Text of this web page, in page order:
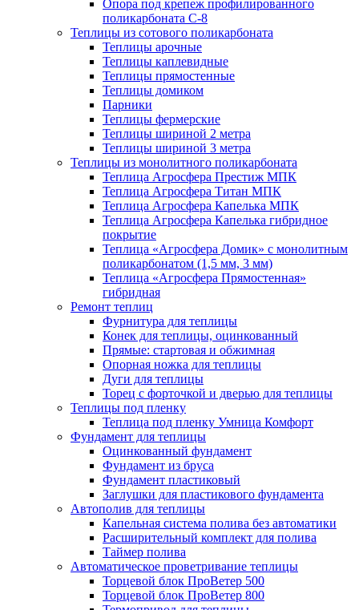
Опора под крепеж профилированного
поликарбоната С-8
Теплицы из сотового поликарбоната
Теплицы арочные
Теплицы каплевидные
Теплицы прямостенные
Теплицы домиком
Парники
Теплицы фермерские
Теплицы шириной 2 метра
Теплицы шириной 3 метра
Теплицы из монолитного поликарбоната
Теплица Агросфера Престиж МПК
Теплица Агросфера Титан МПК
Теплица Агросфера Капелька МПК
Теплица Агросфера Капелька гибридное
покрытие
Теплица «Агросфера Домик» с монолитным
поликарбонатом (1,5 мм, 3 мм)
Теплица «Агросфера Прямостенная»
гибридная
Ремонт теплиц
Фурнитура для теплицы
Конек для теплицы, оцинкованный
Прямые: стартовая и обжимная
Опорная ножка для теплицы
Дуги для теплицы
Торец с форточкой и дверью для теплицы
Теплицы под пленку
Теплица под пленку Умница Комфорт
Фундамент для теплицы
Оцинкованный фундамент
Фундамент из бруса
Фундамент пластиковый
Заглушки для пластикового фундамента
Автополив для теплицы
Капельная система полива без автоматики
Расширительный комплект для полива
Таймер полива
Автоматическое проветривание теплицы
Торцевой блок ПроВетер 500
Торцевой блок ПроВетер 800